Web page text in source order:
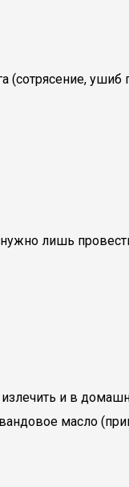
(сотрясение, ушиб
лишь
и в
масло